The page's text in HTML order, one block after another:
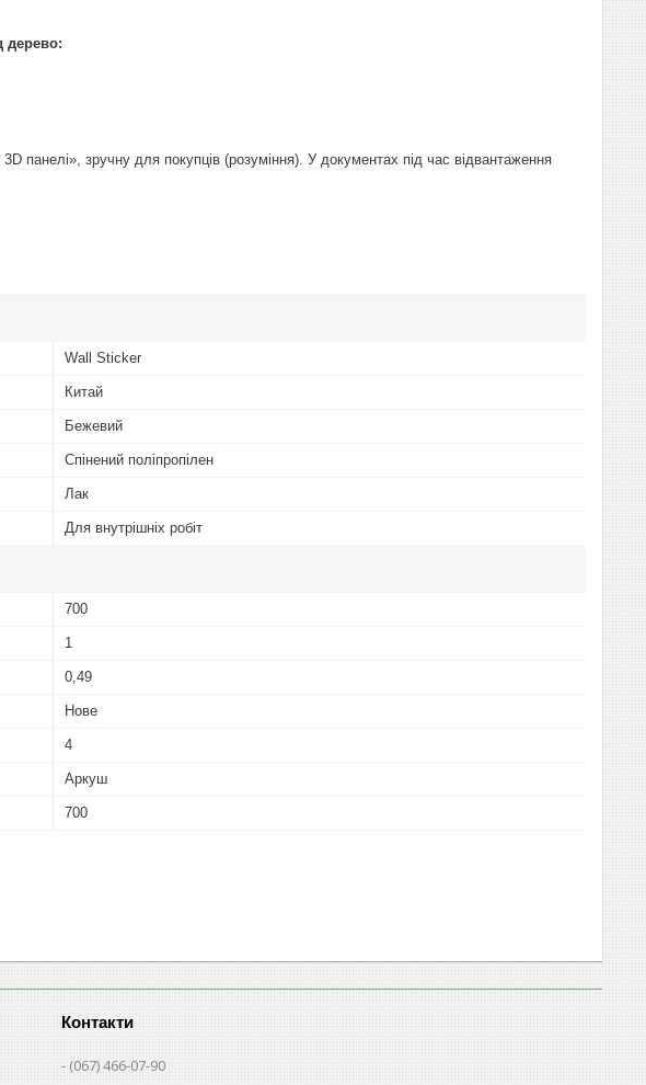
дерево:
панелі», зручну для покупців (розуміння). У документах під час відвантаження
Wall Sticker
Китай
Бежевий
Спінений поліпропілен
Лак
Для внутрішніх робіт
700
1
0,49
Нове
4
Аркуш
700
Контакти
(067) 466-07-90